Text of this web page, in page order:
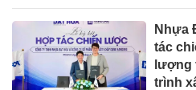
Nhựa
tác
lượng
trình